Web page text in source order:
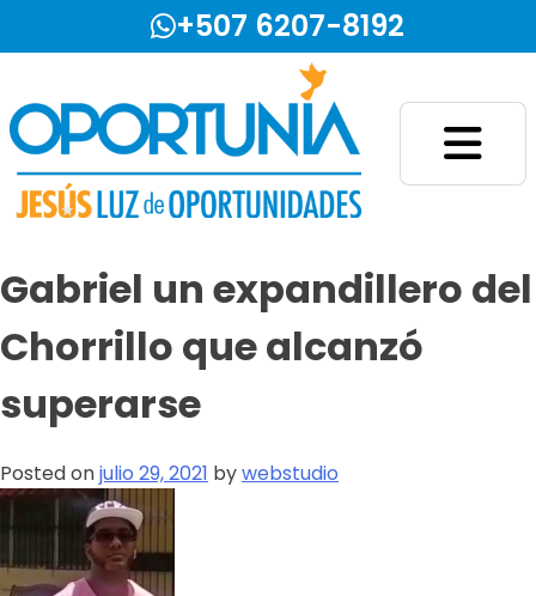
+507 6207-8192
Gabriel un expandillero del
Chorrillo que alcanzó
superarse
Posted onjulio 29, 2021 bywebstudio